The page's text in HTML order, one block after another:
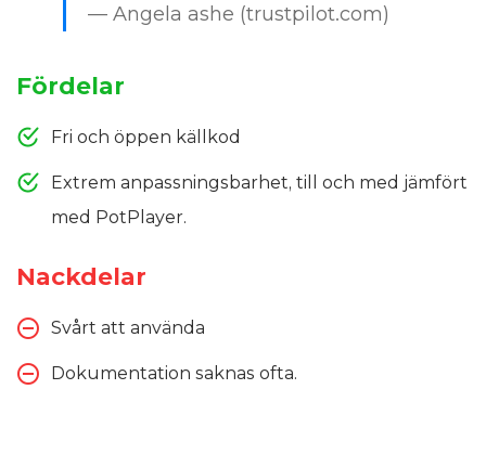
— Angela ashe (trustpilot.com)
Fördelar
Fri och öppen källkod
Extrem anpassningsbarhet, till och med jämfört
med PotPlayer.
Nackdelar
Svårt att använda
Dokumentation saknas ofta.